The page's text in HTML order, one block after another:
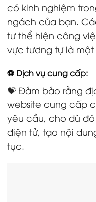
có kinh nghiệm
ngách của bạn.
tư thể hiện công
vực tương tự là
⚽ Dịch vụ cung cấp:
💝 Đảm bảo rằng
website cung cấp
yêu cầu, cho dù
điện tử, tạo nội
tục.